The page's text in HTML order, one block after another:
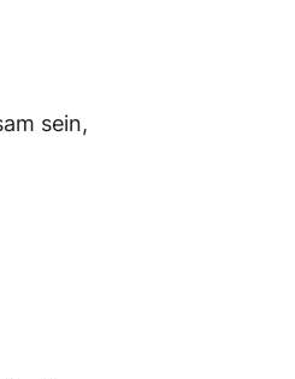
sein,